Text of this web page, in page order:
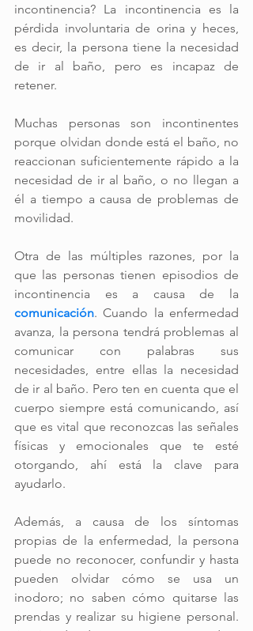
incontinencia? La incontinencia es la
pérdida involuntaria de orina y heces,
es decir, la persona tiene la necesidad
de ir al baño, pero es incapaz de
retener.
Muchas personas son incontinentes
porque olvidan donde está el baño, no
reaccionan suficientemente rápido a la
necesidad de ir al baño, o no llegan a
él a tiempo a causa de problemas de
movilidad.
Otra de las múltiples razones, por la
que las personas tienen episodios de
comunicación. Cuando la enfermedad
avanza, la persona tendrá problemas al
comunicar con palabras sus
necesidades, entre ellas la necesidad
de ir al baño. Pero ten en cuenta que el
cuerpo siempre está comunicando, así
que es vital que reconozcas las señales
físicas y emocionales que te esté
otorgando, ahí está la clave para
ayudarlo.
Además, a causa de los síntomas
propias de la enfermedad, la persona
puede no reconocer, confundir y hasta
pueden olvidar cómo se usa un
inodoro; no saben cómo quitarse las
prendas y realizar su higiene personal.